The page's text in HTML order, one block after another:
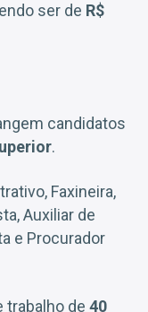
ser de R$
candidatos
.
Faxineira,
Auxiliar de
e Procurador
trabalho de 40